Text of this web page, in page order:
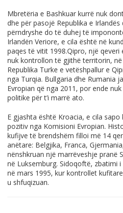
Mbretëria e Bashkuar kurrë nuk
dhe për pasojë Republika e
përndryshe do të duhej të
Irlandën Veriore, e cila është në
paqes të vitit 1998.Qipro, një
nuk kontrollon të gjithë territorin,
Republika Turke e vetëshpallur e
nga Turqia. Bullgaria dhe Rumania
Evropian që nga 2011, por ende
politike për t’i marrë ato.
E gjashta është Kroacia, e cila
pozitiv nga Komisioni Evropian.
kufijve të brendshëm filloi më 14
anëtare: Belgjika, Franca,
nënshkruan një marrëveshje pranë
në Luksemburg. Sidoqoftë, zbatimi
në mars 1995, kur kontrollet
u shfuqizuan.